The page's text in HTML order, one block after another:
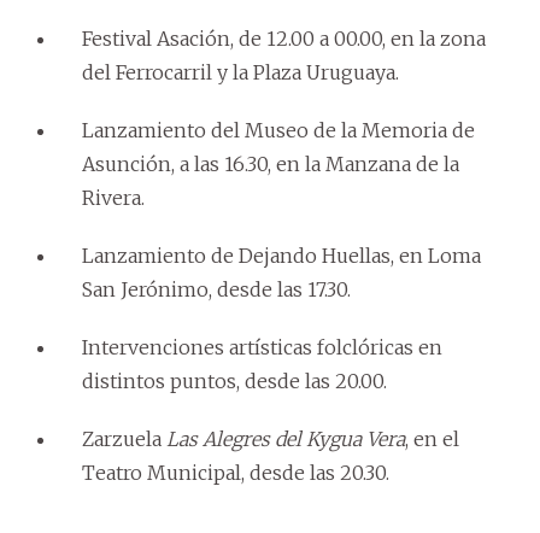
Festival Asación, de 12.00 a 00.00, en la zona
del Ferrocarril y la Plaza Uruguaya.
Lanzamiento del Museo de la Memoria de
Asunción, a las 16.30, en la Manzana de la
Rivera.
Lanzamiento de Dejando Huellas, en Loma
San Jerónimo, desde las 17.30.
Intervenciones artísticas folclóricas en
distintos puntos, desde las 20.00.
Zarzuela Las Alegres del Kygua Vera, en el
Teatro Municipal, desde las 20.30.